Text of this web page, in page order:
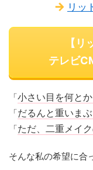
リッ
【リ
テレビ
「小さい目を何とか
「だるんと重いまぶ
「ただ、二重メイク
そんな私の希望に合